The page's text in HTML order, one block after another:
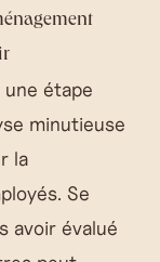
étape
minutieuse
la
Se
avoir évalué